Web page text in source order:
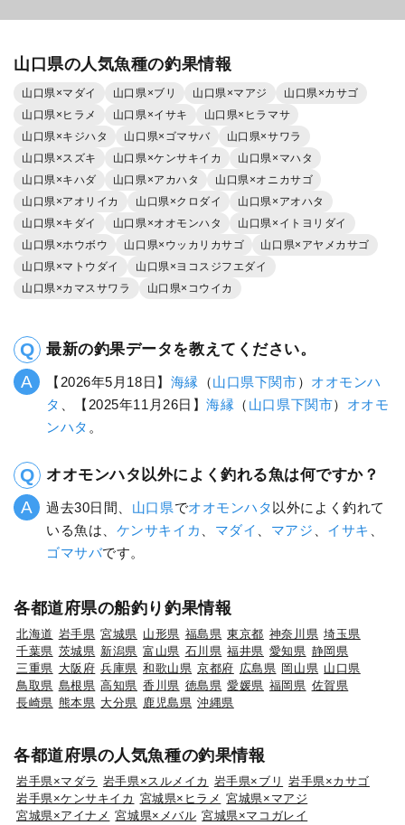
山口県の人気魚種の釣果情報
山口県×マダイ 山口県×ブリ 山口県×マアジ
山口県×カサゴ
山口県×ヒラメ
山口県×イサキ
山口県×ヒラマサ
山口県×キジハタ
山口県×ゴマサバ
山口県×サワラ
山口県×スズキ
山口県×ケンサキイカ
山口県×マハタ
山口県×キハダ
山口県×アカハタ
山口県×オニカサゴ
山口県×アオリイカ
山口県×クロダイ
山口県×アオハタ
山口県×キダイ
山口県×オオモンハタ
山口県×イトヨリダイ
山口県×ホウボウ
山口県×ウッカリカサゴ
山口県×アヤメカサゴ
山口県×マトウダイ
山口県×ヨコスジフエダイ
山口県×カマスサワラ
山口県×コウイカ
最新の釣果データを教えてください。
【2026年5月18日】 海縁 （山口県下関市） オオモンハ
タ
、【2025年11月26日】海縁 （ 山口県下関市） オオモ
ンハタ 。
オオモンハタ以外によく釣れる魚は何ですか？
過去30日間、 山口県でオオモンハタ 以外によく釣れて
いる魚は、 ケンサキイカ マダイ マアジ イサキ
ゴマサバです。
各都道府県の船釣り釣果情報
北海道 岩手県 宮城県 山形県 福島県 東京都 神奈川県 埼玉県
千葉県 茨城県 新潟県 富山県 石川県 福井県 愛知県 静岡県
三重県 大阪府 兵庫県 和歌山県 京都府 広島県 岡山県 山口県
鳥取県 島根県 高知県 香川県 徳島県 愛媛県 福岡県 佐賀県
長崎県 熊本県 大分県 鹿児島県 沖縄県
各都道府県の人気魚種の釣果情報
岩手県×マダラ 岩手県×スルメイカ 岩手県×ブリ
岩手県×カサゴ
岩手県×ケンサキイカ 宮城県×ヒラメ 宮城県×マアジ
宮城県×アイナメ 宮城県×メバル 宮城県×マコガレイ